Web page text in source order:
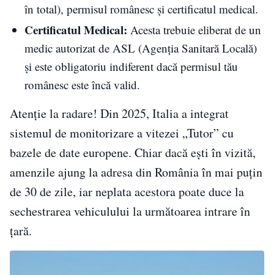
în total), permisul românesc și certificatul medical.
Certificatul Medical: Acesta trebuie eliberat de un
medic autorizat de ASL (Agenția Sanitară Locală)
și este obligatoriu indiferent dacă permisul tău
românesc este încă valid.
Atenție la radare! Din 2025, Italia a integrat
sistemul de monitorizare a vitezei „Tutor” cu
bazele de date europene. Chiar dacă ești în vizită,
amenzile ajung la adresa din România în mai puțin
de 30 de zile, iar neplata acestora poate duce la
sechestrarea vehiculului la următoarea intrare în
țară.